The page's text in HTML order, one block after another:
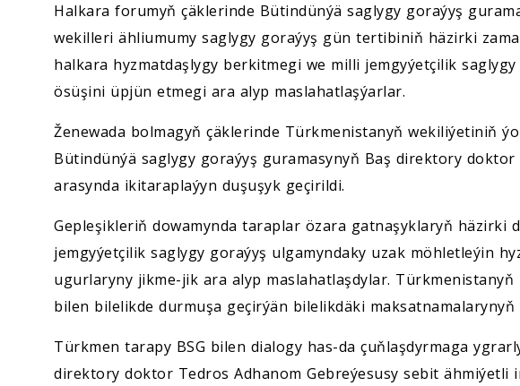
Halkara forumyň çäklerinde Bütindünýä saglygy goraýyş
wekilleri ähliumumy saglygy goraýyş gün tertibiniň häzirki
halkara hyzmatdaşlygy berkitmegi we milli jemgyýetçilik
ösüşini üpjün etmegi ara alyp maslahatlaşýarlar.
Ženewada bolmagyň çäklerinde Türkmenistanyň wekiliýetiniň
Bütindünýä saglygy goraýyş guramasynyň Baş direktory doktor
arasynda ikitaraplaýyn duşuşyk geçirildi.
Gepleşikleriň dowamynda taraplar özara gatnaşyklaryň häzirki
jemgyýetçilik saglygy goraýyş ulgamyndaky uzak möhletleýin
ugurlaryny jikme-jik ara alyp maslahatlaşdylar.
bilen bilelikde durmuşa geçirýän bilelikdäki
Türkmen tarapy BSG bilen dialogy has-da çuňlaşdyrmaga
direktory doktor Tedros Adhanom Gebreýesusy sebit ähmiýetli